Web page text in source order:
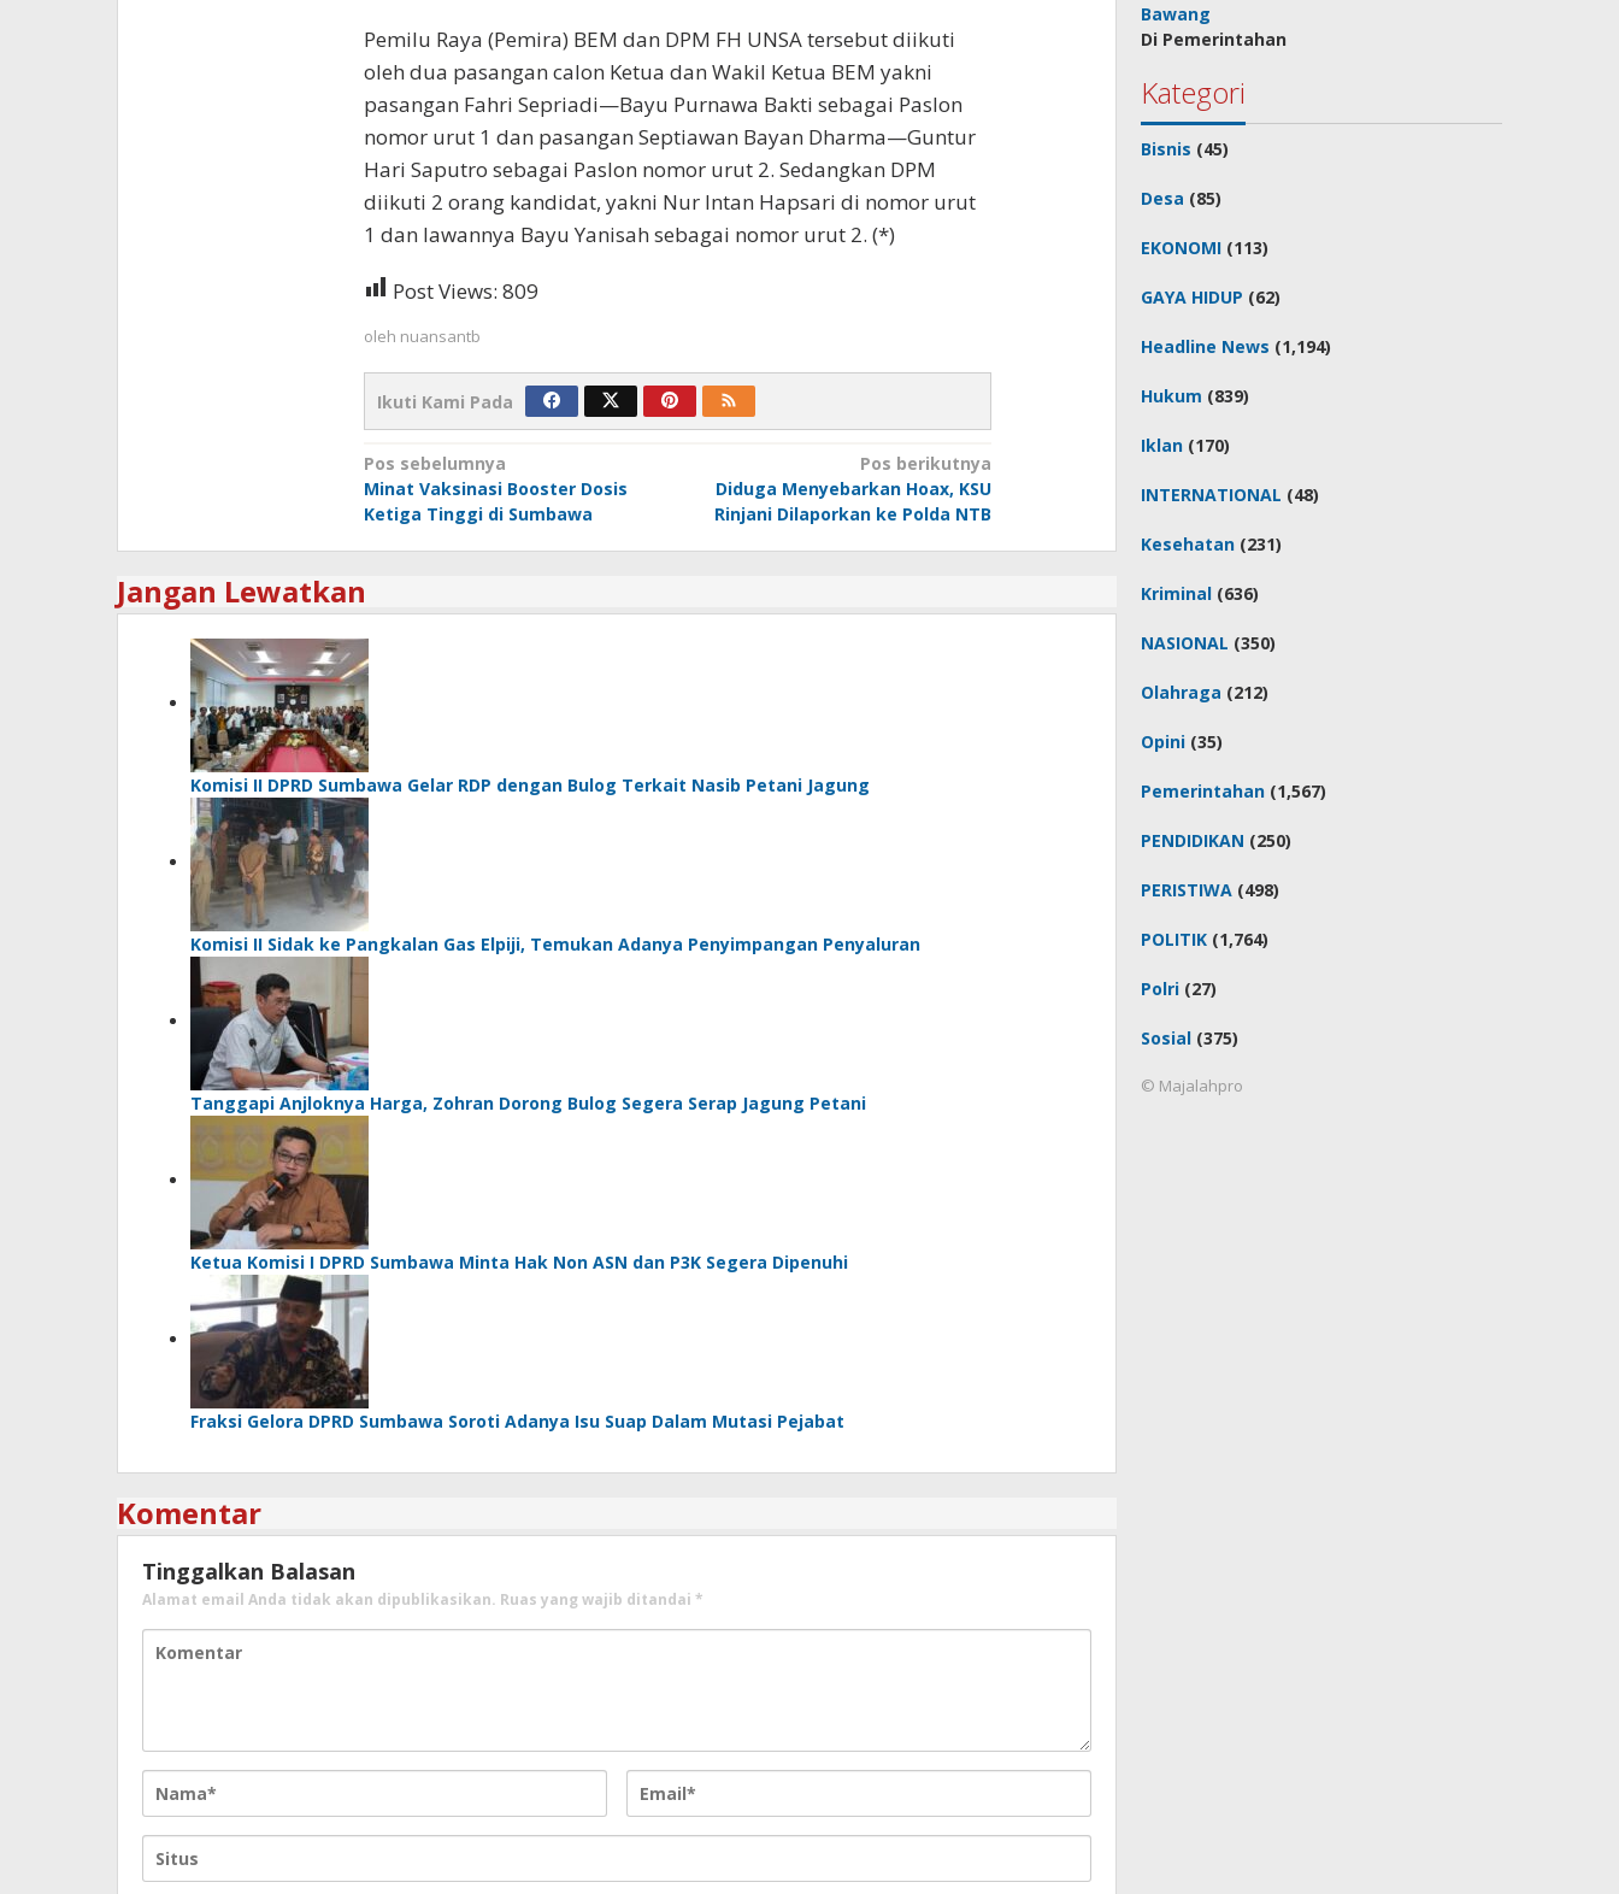
Pemilu Raya (Pemira) BEM dan DPM FH UNSA tersebut diikuti
oleh dua pasangan calon Ketua dan Wakil Ketua BEM yakni
pasangan Fahri Sepriadi—Bayu Purnawa Bakti sebagai Paslon
nomor urut 1 dan pasangan Septiawan Bayan Dharma—Guntur
Hari Saputro sebagai Paslon nomor urut 2. Sedangkan DPM
diikuti 2 orang kandidat, yakni Nur Intan Hapsari di nomor urut
1 dan lawannya Bayu Yanisah sebagai nomor urut 2. (*)
Post Views: 809
oleh nuansantb
Ikuti Kami Pada
Navigasi
pos
Pos sebelumnya
Minat Vaksinasi Booster Dosis
Ketiga Tinggi di Sumbawa
Pos berikutnya
Diduga Menyebarkan Hoax, KSU
Rinjani Dilaporkan ke Polda NTB
Jangan Lewatkan
Komisi II DPRD Sumbawa Gelar RDP dengan Bulog Terkait Nasib Petani Jagung
Komisi II Sidak ke Pangkalan Gas Elpiji, Temukan Adanya Penyimpangan Penyaluran
Tanggapi Anjloknya Harga, Zohran Dorong Bulog Segera Serap Jagung Petani
Ketua Komisi I DPRD Sumbawa Minta Hak Non ASN dan P3K Segera Dipenuhi
Fraksi Gelora DPRD Sumbawa Soroti Adanya Isu Suap Dalam Mutasi Pejabat
Komentar
Tinggalkan Balasan
Alamat email Anda tidak akan dipublikasikan. Ruas yang wajib ditandai *
Bawang
Di Pemerintahan
Kategori
Bisnis (45)
Desa (85)
EKONOMI (113)
GAYA HIDUP (62)
Headline News (1,194)
Hukum (839)
Iklan (170)
INTERNATIONAL (48)
Kesehatan (231)
Kriminal (636)
NASIONAL (350)
Olahraga (212)
Opini (35)
Pemerintahan (1,567)
PENDIDIKAN (250)
PERISTIWA (498)
POLITIK (1,764)
Polri (27)
Sosial (375)
© Majalahpro